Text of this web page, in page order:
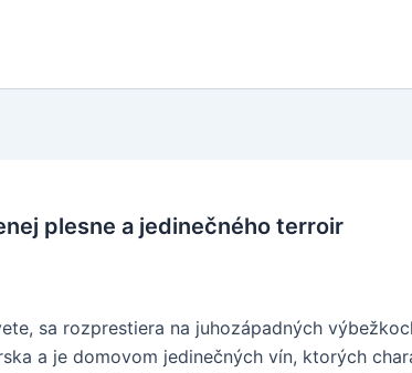
plesne a jedinečného terroir
sa rozprestiera na juhozápadných
a je domovom jedinečných vín, ktorých